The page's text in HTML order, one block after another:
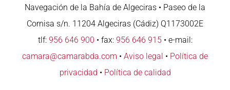
Navegación de la Bahía de Algeciras • Paseo de la
Cornisa s/n. 11204 Algeciras (Cádiz) Q1173002E
tlf: 956 646 900 • fax: 956 646 915• e-mail:
camara@camarabda.com • Aviso legal • Política de
privacidad • Política de calidad